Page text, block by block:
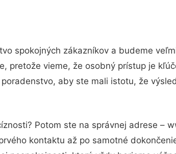
spokojných zákazníkov a budeme
pretože vieme, že osobný prístup je
aby ste mali istotu, že
Potom ste na správnej adrese –
kontaktu až po samotné